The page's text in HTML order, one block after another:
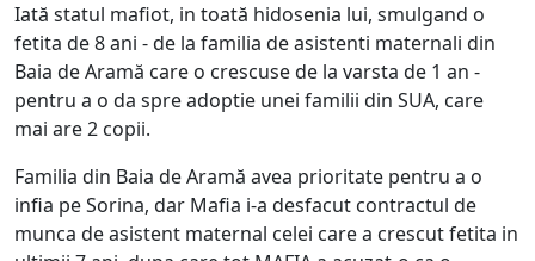
Iată statul mafiot, in toată hidosenia lui, smulgand o
fetita de 8 ani - de la familia de asistenti maternali din
Baia de Aramă care o crescuse de la varsta de 1 an -
pentru a o da spre adoptie unei familii din SUA, care
mai are 2 copii.
Familia din Baia de Aramă avea prioritate pentru a o
infia pe Sorina, dar Mafia i-a desfacut contractul de
munca de asistent maternal celei care a crescut fetita in